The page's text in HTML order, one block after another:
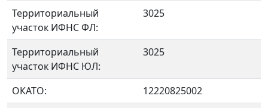
Территориальный
участок ИФНС ФЛ:
3025
Территориальный
участок ИФНС ЮЛ:
3025
ОКАТО:
12220825002